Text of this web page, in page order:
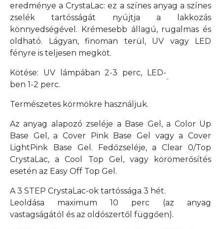
eredménye a CrystaLac: ez a színes anyag a színes
zselék tartósságát nyújtja a lakkozás
könnyedségével. Krémesebb állagú, rugalmas és
oldható. Lágyan, finoman terül, UV vagy LED
fényre is teljesen megköt.
Kötése: UV lámpában 2-3 perc, LED-
ben 1-2 perc.
Természetes körmökre használjuk.
Az anyag alapozó zseléje a Base Gel, a Color Up
Base Gel, a Cover Pink Base Gel vagy a Cover
LightPink Base Gel. Fedőzseléje, a Clear 0/Top
CrystaLac, a Cool Top Gel, vagy körömerősítés
esetén az Easy Off Top Gel.
A 3 STEP CrystaLac-ok tartóssága 3 hét.
Leoldása maximum 10 perc
(az anyag
vastagságától és az oldószertől függően).